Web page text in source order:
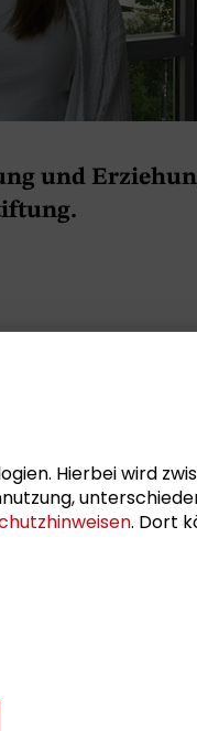
und
Bildung und
Zu ihren
mit politischen
Seit 2020
Hierbei wird
. Dort